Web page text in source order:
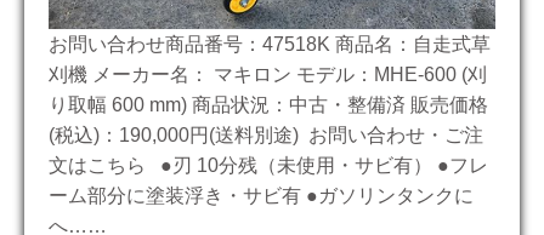
お問い合わせ商品番号：47518K 商品名：自走式草
刈機 メーカー名： マキロン モデル：MHE-600 (刈
り取幅 600 mm) 商品状況：中古・整備済 販売価格
(税込)：190,000円(送料別途) お問い合わせ・ご注
文はこちら ●刃 10分残（未使用・サビ有） ●フレ
ーム部分に塗装浮き・サビ有 ●ガソリンタンクに
へ……